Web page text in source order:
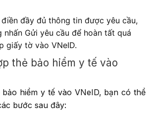
điền đầy đủ thông tin được yêu cầu,
nhấn Gửi yêu cầu để hoàn tất quá
giấy tờ vào VNeID.
thẻ bảo hiểm y tế vào
hiểm y tế vào VNeID, bạn có thể
bước sau đây: